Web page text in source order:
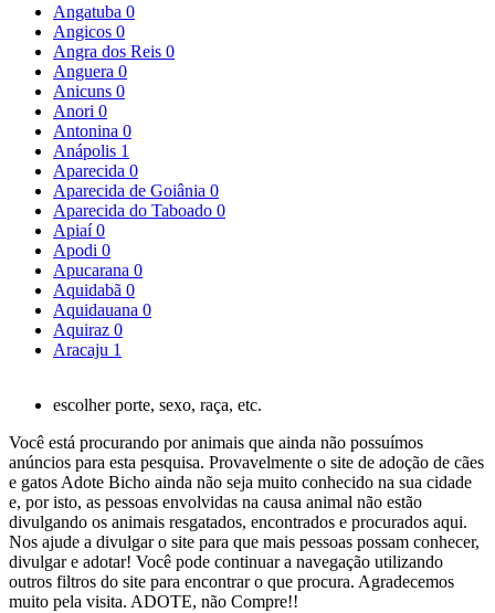
Angatuba 0
Angicos 0
Angra dos Reis 0
Anguera 0
Anicuns 0
Anori 0
Antonina 0
Anápolis 1
Aparecida 0
Aparecida de Goiânia 0
Aparecida do Taboado 0
Apiaí0
Apodi 0
Apucarana 0
Aquidabã 0
Aquidauana 0
Aquiraz 0
Aracaju 1
escolher porte, sexo, raça, etc.
Você está procurando por animais que ainda não possuímos
anúncios para esta pesquisa. Provavelmente o site de adoção de cães
e gatos Adote Bicho ainda não seja muito conhecido na sua cidade
e, por isto, as pessoas envolvidas na causa animal não estão
divulgando os animais resgatados, encontrados e procurados aqui.
Nos ajude a divulgar o site para que mais pessoas possam conhecer,
divulgar e adotar! Você pode continuar a navegação utilizando
outros filtros do site para encontrar o que procura. Agradecemos
muito pela visita. ADOTE, não Compre!!